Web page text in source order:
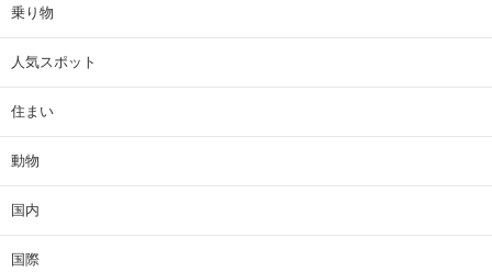
乗り物
人気スポット
住まい
動物
国内
国際